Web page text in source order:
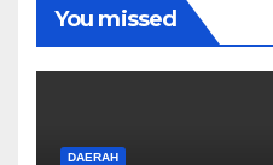
You missed
DAERAH